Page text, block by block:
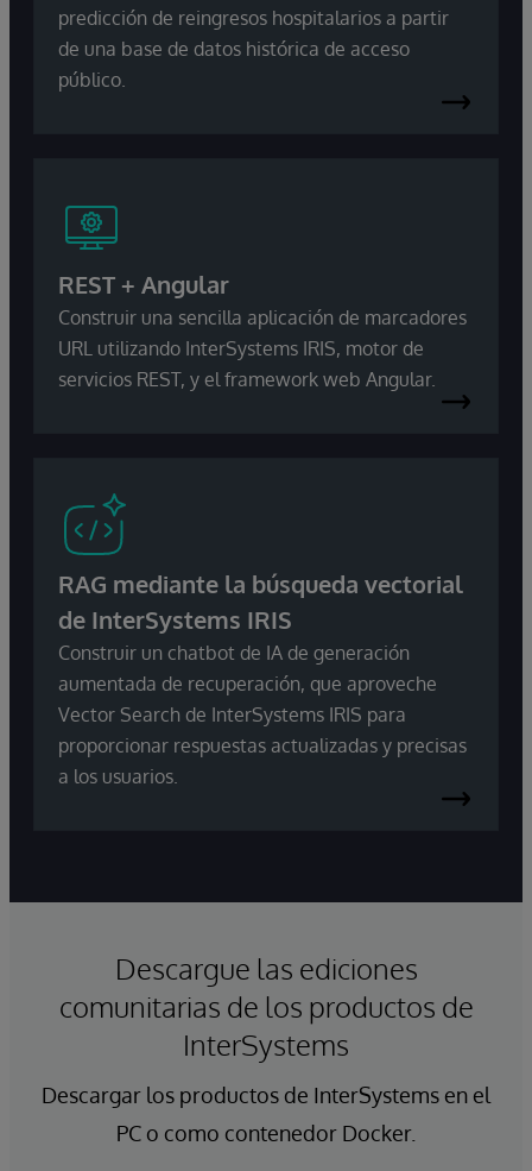
predicción de reingresos hospitalarios a partir
de una base de datos histórica de acceso
público.
REST + Angular
Construir una sencilla aplicación de marcadores
URL utilizando InterSystems IRIS, motor de
servicios REST, y el framework web Angular.
RAG mediante la búsqueda vectorial
de InterSystems IRIS
Construir un chatbot de IA de generación
aumentada de recuperación, que aproveche
Vector Search de InterSystems IRIS para
proporcionar respuestas actualizadas y precisas
a los usuarios.
Descargue las ediciones
comunitarias de los productos de
InterSystems
Descargar los productos de InterSystems en el
PC o como contenedor Docker.